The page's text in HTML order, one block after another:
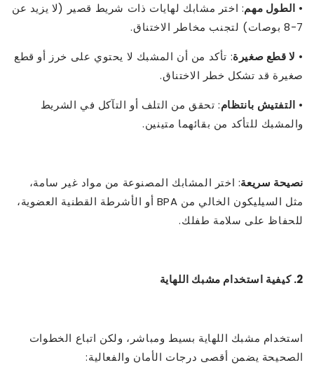
الطول مهم: اختر مشابك لهايات ذات شريط قصير (لا يزيد عن
7-8 بوصات) لتجنب مخاطر الاختناق.
لا قطع صغيرة: تأكد من أن المشبك لا يحتوي على خرز أو قطع
صغيرة قد تشكل خطر الاختناق.
التفتيش بانتظام: تحقق من التلف أو التآكل في الشريط
والمشبك للتأكد من بقائهما متينين.
نصيحة سريعة: اختر المشابك المصنوعة من مواد غير سامة،
مثل السيليكون الخالي من BPA أو الأشرطة القطنية العضوية،
للحفاظ على سلامة طفلك.
2. كيفية استخدام مشبك اللهاية
استخدام مشبك اللهاية بسيط ومباشر، ولكن اتباع الخطوات
الصحيحة يضمن أقصى درجات الأمان والفعالية: